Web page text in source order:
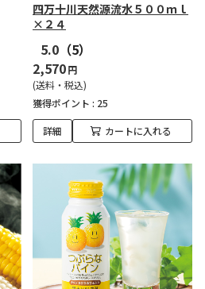
四万十川天然源流水５００ｍｌ
×２４
5.0 （5）
2,570円
(送料・税込)
獲得ポイント : 25
詳細 カートに入れる